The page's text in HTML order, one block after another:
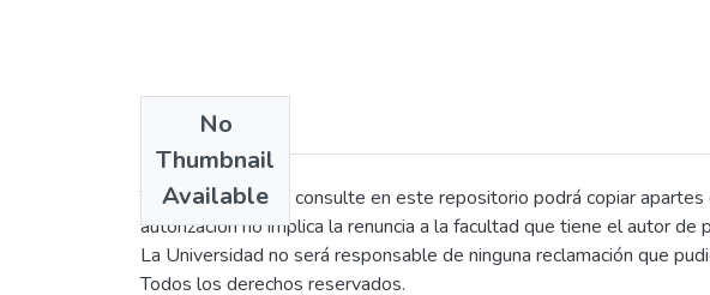
No
Thumbnail
Available
Todo persona que consulte en este repositorio podrá copiar
autorización no implica la renuncia a la facultad que tiene el autor
La Universidad no será responsable de ninguna reclamación que
Todos los derechos reservados.